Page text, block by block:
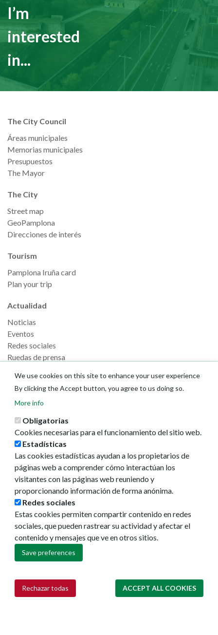
I’m
interested
in...
The City Council
Áreas municipales
Memorias municipales
Presupuestos
The Mayor
The City
Street map
GeoPamplona
Direcciones de interés
Tourism
Pamplona Iruña card
Plan your trip
Actualidad
Noticias
Eventos
Redes sociales
Ruedas de prensa
We use cookies on this site to enhance your user experience
By clicking the Accept button, you agree to us doing so.
More info
Obligatorias
Cookies necesarias para el funcionamiento del sitio web.
Estadísticas
Las cookies estadísticas ayudan a los propietarios de
páginas web a comprender cómo interactúan los
visitantes con las páginas web reuniendo y
proporcionando información de forma anónima.
Redes sociales
Estas cookies permiten compartir contenido en redes
sociales, que pueden rastrear su actividad y afectar el
contenido y mensajes que ve en otros sitios.
Save preferences
Rechazar todas ACCEPT ALL COOKIES
Withdraw consent